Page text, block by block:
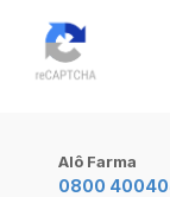
Alô Farma
0800